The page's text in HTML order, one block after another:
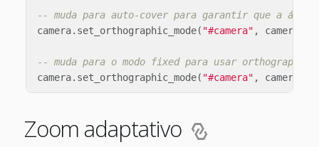
-- muda para auto-cover para garantir que a área
camera. set_orthographic_mode( "#camera" , camera
-- muda para o modo fixed para usar
camera. set_orthographic_mode( "#camera" , camera
Zoom adaptativo